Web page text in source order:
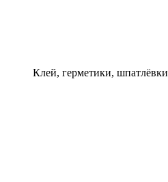
Клей, герметики, шпатлёвки